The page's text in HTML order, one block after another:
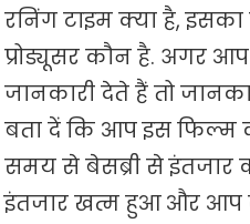
रनिंग टाइम क्या है,
प्रोड्यूसर कौन है. अगर
जानकारी देते हैं तो
बता दें कि आप इस
समय से बेसब्री से
इंतजार खत्म हुआ और आप